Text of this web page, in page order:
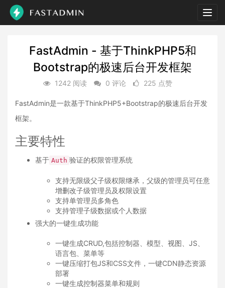
FastAdmin - 基于ThinkPHP5和
Bootstrap的极速后台开发框架
1242 阅读 0 评论 225 点赞
FastAdmin是一款基于ThinkPHP5+Bootstrap的极速后台开发
框架。
主要特性
基于 Auth 验证的权限管理系统
支持无限级父子级权限继承，父级的管理员可任意
增删改子级管理员及权限设置
支持单管理员多角色
支持管理子级数据或个人数据
强大的一键生成功能
一键生成CRUD,包括控制器、模型、视图、JS、
语言包、菜单等
一键压缩打包JS和CSS文件，一键CDN静态资源
部署
一键生成控制器菜单和规则